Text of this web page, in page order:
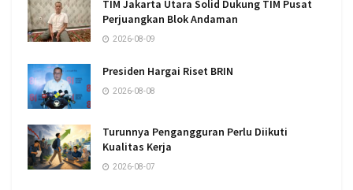
TIM Jakarta Utara Solid Dukung TIM Pusat
Perjuangkan Blok Andaman
2026-08-09
Presiden Hargai Riset BRIN
2026-08-08
Turunnya Pengangguran Perlu Diikuti
Kualitas Kerja
2026-08-07